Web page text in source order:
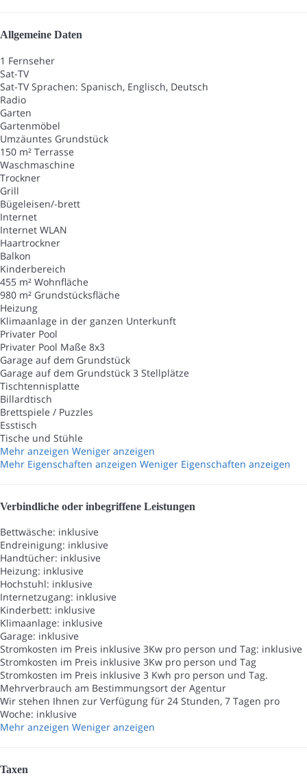
Allgemeine Daten
1 Fernseher
Sat-TV
Sat-TV Sprachen: Spanisch, Englisch, Deutsch
Radio
Garten
Gartenmöbel
Umzäuntes Grundstück
150 m² Terrasse
Waschmaschine
Trockner
Grill
Bügeleisen/-brett
Internet
Internet WLAN
Haartrockner
Balkon
Kinderbereich
455 m² Wohnfläche
980 m² Grundstücksfläche
Heizung
Klimaanlage in der ganzen Unterkunft
Privater Pool
Privater Pool Maße 8x3
Garage auf dem Grundstück
Garage auf dem Grundstück 3 Stellplätze
Tischtennisplatte
Billardtisch
Brettspiele / Puzzles
Esstisch
Tische und Stühle
Mehr anzeigen Weniger anzeigen
Mehr Eigenschaften anzeigen Weniger Eigenschaften anzeigen
Verbindliche oder inbegriffene Leistungen
Bettwäsche: inklusive
Endreinigung: inklusive
Handtücher: inklusive
Heizung: inklusive
Hochstuhl: inklusive
Internetzugang: inklusive
Kinderbett: inklusive
Klimaanlage: inklusive
Garage: inklusive
Stromkosten im Preis inklusive 3Kw pro person und Tag: inklusive
Stromkosten im Preis inklusive 3Kw pro person und Tag
Stromkosten im Preis inklusive 3 Kwh pro person und Tag.
Mehrverbrauch am Bestimmungsort der Agentur
Wir stehen Ihnen zur Verfügung für 24 Stunden, 7 Tagen pro
Woche: inklusive
Mehr anzeigen Weniger anzeigen
Taxen